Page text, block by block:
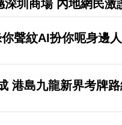
圳商場 內地網民激
聲紋AI扮你呃身邊
港島九龍新界考牌